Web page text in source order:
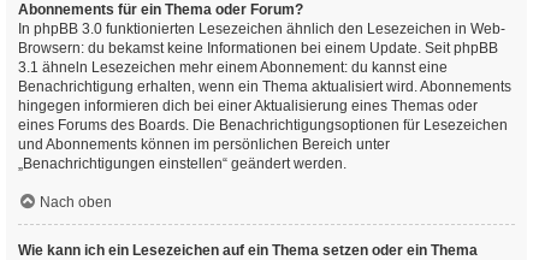
Abonnements für ein Thema oder Forum?
In phpBB 3.0 funktionierten Lesezeichen ähnlich den Lesezeichen in Web-
Browsern: du bekamst keine Informationen bei einem Update. Seit phpBB
3.1 ähneln Lesezeichen mehr einem Abonnement: du kannst eine
Benachrichtigung erhalten, wenn ein Thema aktualisiert wird. Abonnements
hingegen informieren dich bei einer Aktualisierung eines Themas oder
eines Forums des Boards. Die Benachrichtigungsoptionen für Lesezeichen
und Abonnements können im persönlichen Bereich unter
„Benachrichtigungen einstellen“ geändert werden.
Nach oben
Wie kann ich ein Lesezeichen auf ein Thema setzen oder ein Thema